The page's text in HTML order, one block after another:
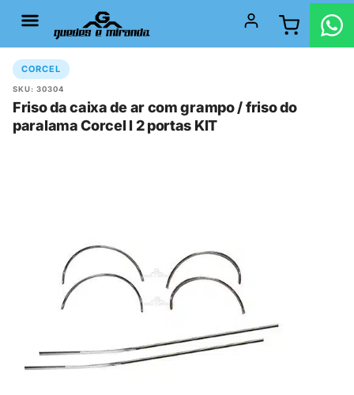
CORCEL
SKU: 30304
Friso da caixa de ar com grampo / friso do
paralama Corcel I 2 portas KIT